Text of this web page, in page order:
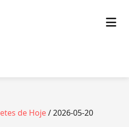
de Hoje/ 2026-05-20